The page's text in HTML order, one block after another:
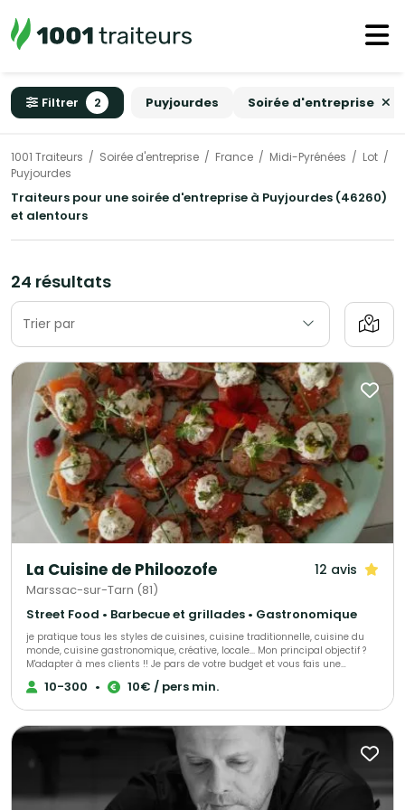
Filtrer 2 Puyjourdes Soirée d'entreprise
1001 Traiteurs Soirée d'entreprise France Midi-Pyrénées
Lot
Puyjourdes
Traiteurs pour une soirée d'entreprise à Puyjourdes (46260)
et alentours
24 résultats
Trier par
La Cuisine de Philoozofe 12 avis
Marssac-sur-Tarn (81)
Street Food • Barbecue et grillades • Gastronomique
je pratique tous les styles de cuisines, cuisine traditionnelle, cuisine du
monde, cuisine gastronomique, créative, locale... Mon principal objectif ?
M'adapter à mes clients !! Je pars de votre budget et vous fais une
proposition personnalisée pour que votre évènement soit à votre image et
réussi, quelque soit vos possibilités !
10-300 • 10€ / pers min.